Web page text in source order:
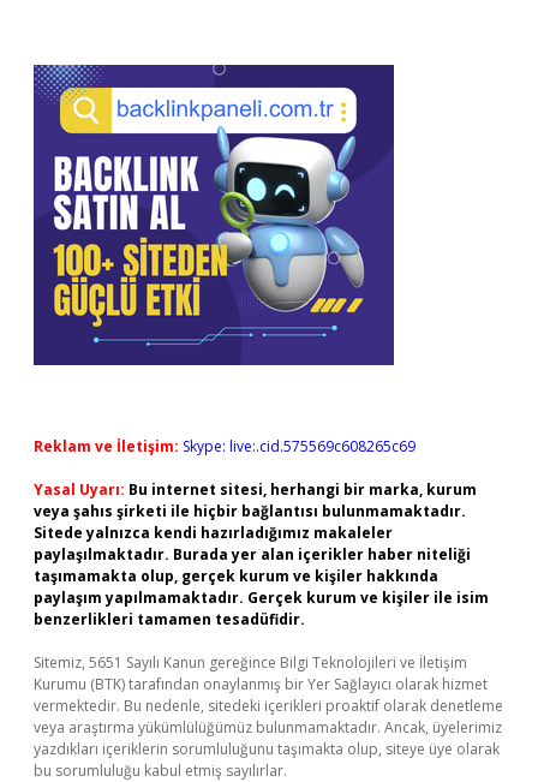
Reklam ve İletişim: Skype: live:.cid.575569c608265c69
Yasal Uyarı: Bu internet sitesi, herhangi bir marka, kurum
veya şahıs şirketi ile hiçbir bağlantısı bulunmamaktadır.
Sitede yalnızca kendi hazırladığımız makaleler
paylaşılmaktadır. Burada yer alan içerikler haber niteliği
taşımamakta olup, gerçek kurum ve kişiler hakkında
paylaşım yapılmamaktadır. Gerçek kurum ve kişiler ile isim
benzerlikleri tamamen tesadüfidir.
Sitemiz, 5651 Sayılı Kanun gereğince Bilgi Teknolojileri ve İletişim
Kurumu (BTK) tarafından onaylanmış bir Yer Sağlayıcı olarak hizmet
vermektedir. Bu nedenle, sitedeki içerikleri proaktif olarak denetleme
veya araştırma yükümlülüğümüz bulunmamaktadır. Ancak, üyelerimiz
yazdıkları içeriklerin sorumluluğunu taşımakta olup, siteye üye olarak
bu sorumluluğu kabul etmiş sayılırlar.